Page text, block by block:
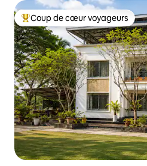
Coups de cœur voyageurs les
Coup de cœur voyageurs